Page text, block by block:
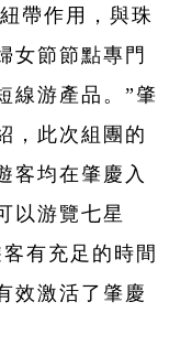
帶作用，與珠
女節節點專門
線游產品。”肇
，此次組團的
均在肇慶入
以游覽七星
有充足的時間
效激活了肇慶